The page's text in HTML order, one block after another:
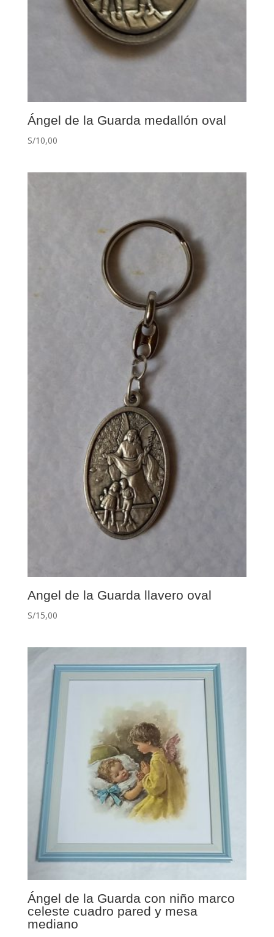
Ángel de la Guarda medallón oval
S/10,00
Angel de la Guarda llavero oval
S/15,00
Ángel de la Guarda con niño marco
celeste cuadro pared y mesa
mediano